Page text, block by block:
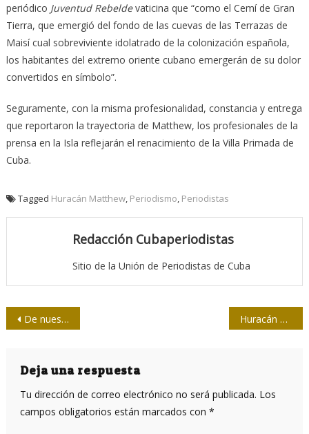
periódico Juventud Rebeldevaticina que “como el Cemí de Gran
Tierra, que emergió del fondo de las cuevas de las Terrazas de
Maisí cual sobreviviente idolatrado de la colonización española,
los habitantes del extremo oriente cubano emergerán de su dolor
convertidos en símbolo”.
Seguramente, con la misma profesionalidad, constancia y entrega
que reportaron la trayectoria de Matthew, los profesionales de la
prensa en la Isla reflejarán el renacimiento de la Villa Primada de
Cuba.
Tagged Huracán Matthew, Periodismo, Periodistas
Redacción Cubaperiodistas
Sitio de la Unión de Periodistas de Cuba
Navegación
entradas
De nuestros medios/ Un alerta ante la banalidad y la chabacanería Huracán Matthew rumbo al sudeste de Florida
Deja una respuesta
Tu dirección de correo electrónico no será publicada. Los
campos obligatorios están marcados con *